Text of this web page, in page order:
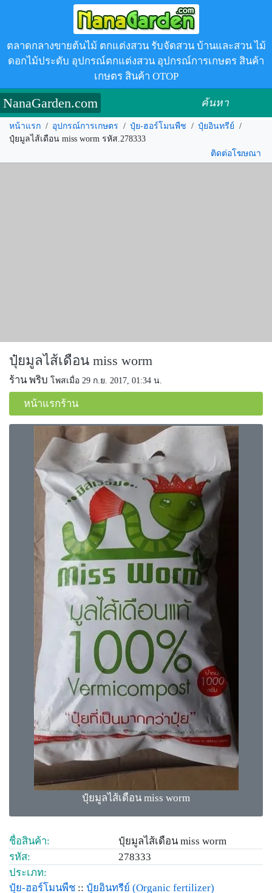
ตลาดกลางขายต้นไม้ ตกแต่งสวน รับจัดสวน บ้านและสวน ไม้
ดอกไม้ประดับ อุปกรณ์ตกแต่งสวน อุปกรณ์การเกษตร สินค้า
เกษตร สินค้า OTOP
NanaGarden.com ค้นหา
หน้าแรก / อุปกรณ์การเกษตร / ปุ๋ย-ฮอร์โมนพืช / ปุ๋ยอินทรีย์ /
ปุ๋ยมูลไส้เดือน miss worm รหัส.278333
ติดต่อโฆษณา
ปุ๋ยมูลไส้เดือน miss worm
ร้าน พริบ โพสเมื่อ 29 ก.ย. 2017, 01:34 น.
หน้าแรกร้าน
ปุ๋ยมูลไส้เดือน miss worm
ชื่อสินค้า:
ปุ๋ยมูลไส้เดือน miss worm
รหัส:
278333
ประเภท:
ปุ๋ย-ฮอร์โมนพืช :: ปุ๋ยอินทรีย์ (Organic fertilizer)